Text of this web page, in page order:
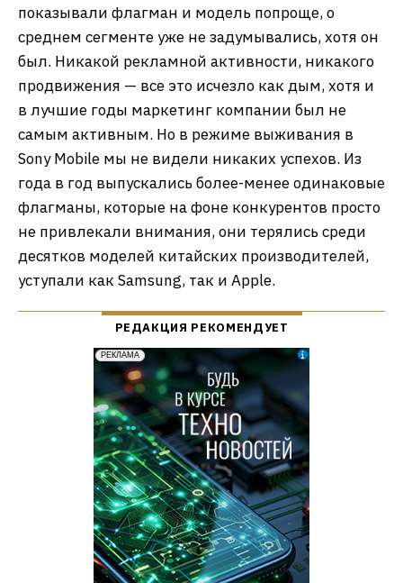
показывали флагман и модель попроще, о
среднем сегменте уже не задумывались, хотя он
был. Никакой рекламной активности, никакого
продвижения — все это исчезло как дым, хотя и
в лучшие годы маркетинг компании был не
самым активным. Но в режиме выживания в
Sony Mobile мы не видели никаких успехов. Из
года в год выпускались более-менее одинаковые
флагманы, которые на фоне конкурентов просто
не привлекали внимания, они терялись среди
десятков моделей китайских производителей,
уступали как Samsung, так и Apple.